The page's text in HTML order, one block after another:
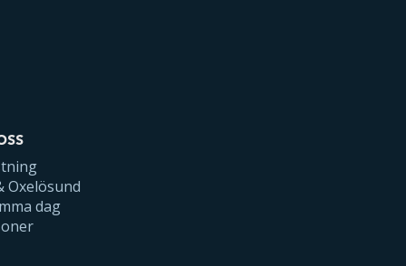
Oxelösund
dag